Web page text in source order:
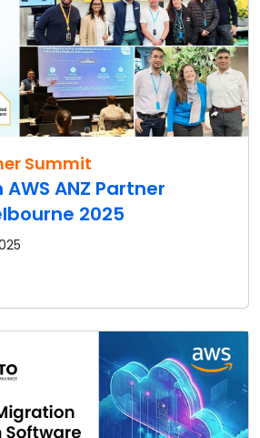
Summit
ANZ Partner
2025